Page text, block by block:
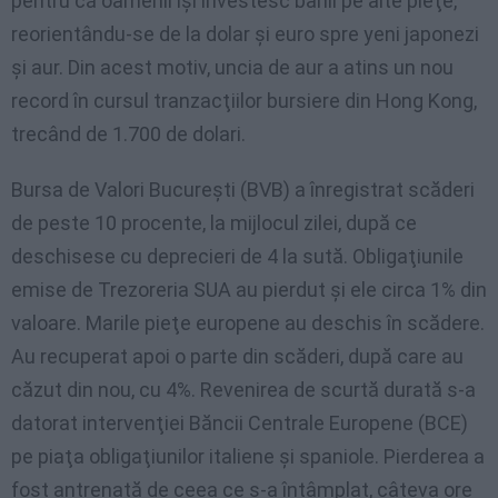
reorientându-se de la dolar şi euro spre yeni japonezi
şi aur. Din acest motiv, uncia de aur a atins un nou
record în cursul tranzacţiilor bursiere din Hong Kong,
trecând de 1.700 de dolari.
Bursa de Valori Bucureşti (BVB) a înregistrat scăderi
de peste 10 procente, la mijlocul zilei, după ce
deschisese cu deprecieri de 4 la sută. Obligaţiunile
emise de Trezoreria SUA au pierdut şi ele circa 1% din
valoare. Marile pieţe europene au deschis în scădere.
Au recuperat apoi o parte din scăderi, după care au
căzut din nou, cu 4%. Revenirea de scurtă durată s-a
datorat intervenţiei Băncii Centrale Europene (BCE)
pe piaţa obligaţiunilor italiene şi spaniole. Pierderea a
fost antrenată de ceea ce s-a întâmplat, câteva ore